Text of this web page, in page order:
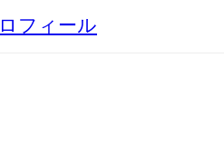
フィール